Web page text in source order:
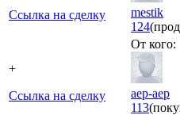
Ссылка на сделку
mestik
124
+
Ссылка на сделку
От кого:
aep-aep
113